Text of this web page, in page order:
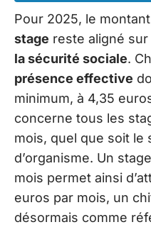
Pour 2025, le
stage reste aligné sur
la sécurité sociale.
présence effective
minimum, à 4,35
concerne tous les
mois, quel que soit le
d’organisme. Un
mois permet ainsi
euros par mois, un
désormais comme